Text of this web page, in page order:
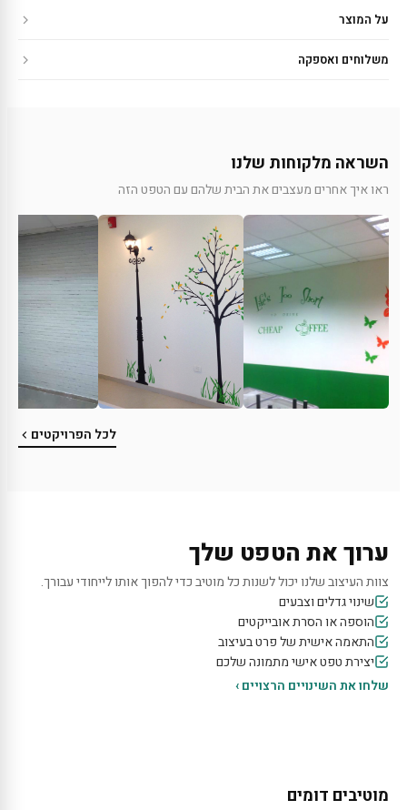
על המוצר
משלוחים ואספקה
השראה מלקוחות שלנו
ראו איך אחרים מעצבים את הבית שלהם עם הטפט הזה
לכל הפרויקטים
ערוך את הטפט שלך
צוות העיצוב שלנו יכול לשנות כל מוטיב כדי להפוך אותו לייחודי עבורך.
שינוי גדלים וצבעים
הוספה או הסרת אובייקטים
התאמה אישית של פרט בעיצוב
יצירת טפט אישי מתמונה שלכם
שלחו את השינויים הרצויים ›
מוטיבים דומים